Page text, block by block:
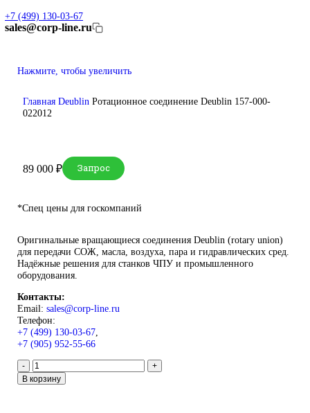
DUNGS
SMW AUTOBLOK
Сервопривод Siemens SQM
Газовый электромагнитный клапан Siemens
DEUBLIN
Оплата
Доставка
+7 (499) 130-03-67
Нажмите, чтобы увеличить
ГлавнаяDeublinРотационное соединение Deublin 157-000-
022012
89 000₽